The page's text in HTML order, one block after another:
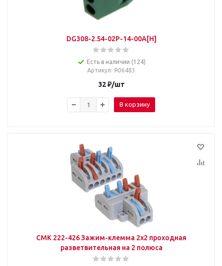
DG308-2.54-02P-14-00A[H]
Есть в наличии (124)
Артикул: Я06483
32₽/шт
В корзину
CMK 222-426 Зажим-клемма 2х2 проходная
разветвительная на 2 полюса